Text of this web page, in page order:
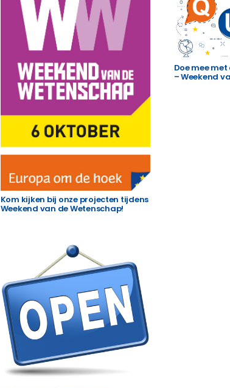
Kom kijken bij onze projecten tijdens
Weekend van de Wetenschap!
Doe mee
– Weekend